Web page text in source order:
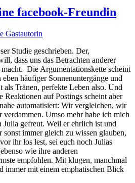
facebook-Freundin
Gastautorin
Studie geschrieben. Der,
dass uns das Betrachten anderer
Die Argumentationskette scheint
häufiger Sonnenuntergänge und
als Tränen, perfekte Leben also. Und
auf Postings scheint aber
automatisiert: Wir vergleichen, wir
Umso mehr habe ich mich
Julia gefreut. Weil er ehrlich ist und
immer gleich zu wissen glauben,
ihr los lest, sei euch noch Julias
wie ihre anderen
empfohlen. Mit klugen, manchmal
immer mit einem emphatischen Blick